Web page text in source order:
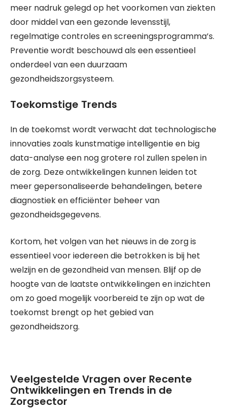
meer nadruk gelegd op het voorkomen van ziekten
door middel van een gezonde levensstijl,
regelmatige controles en screeningsprogramma’s.
Preventie wordt beschouwd als een essentieel
onderdeel van een duurzaam
gezondheidszorgsysteem.
Toekomstige Trends
In de toekomst wordt verwacht dat technologische
innovaties zoals kunstmatige intelligentie en big
data-analyse een nog grotere rol zullen spelen in
de zorg. Deze ontwikkelingen kunnen leiden tot
meer gepersonaliseerde behandelingen, betere
diagnostiek en efficiënter beheer van
gezondheidsgegevens.
Kortom, het volgen van het nieuws in de zorg is
essentieel voor iedereen die betrokken is bij het
welzijn en de gezondheid van mensen. Blijf op de
hoogte van de laatste ontwikkelingen en inzichten
om zo goed mogelijk voorbereid te zijn op wat de
toekomst brengt op het gebied van
gezondheidszorg.
Veelgestelde Vragen over Recente
Ontwikkelingen en Trends in de
Zorgsector